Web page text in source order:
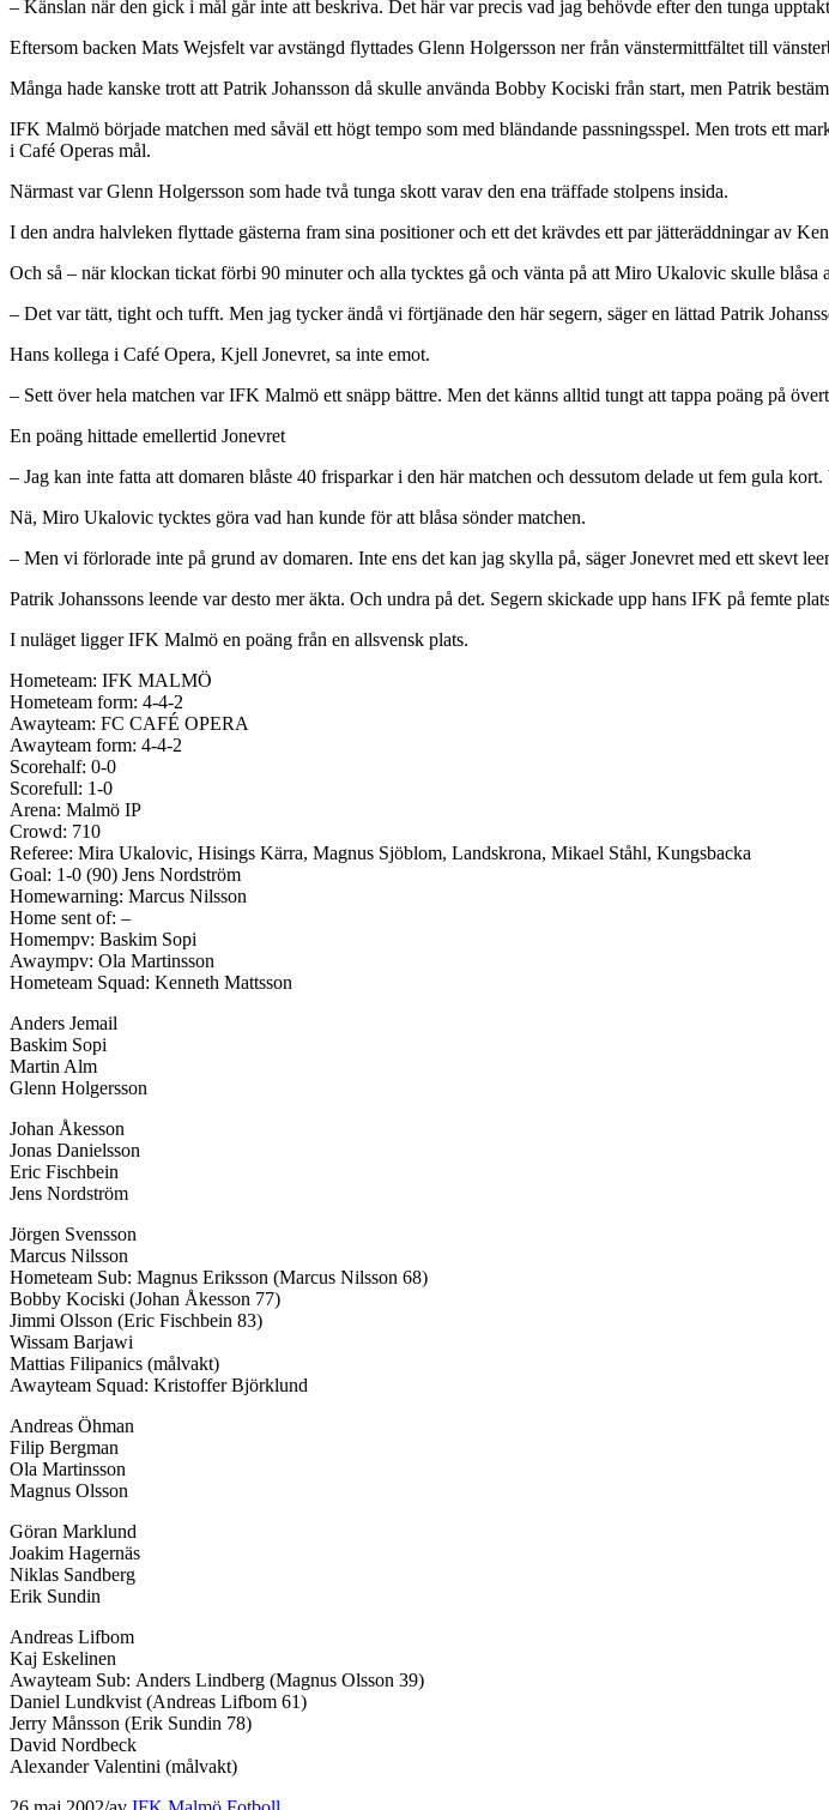
– Känslan när den gick i mål går inte att beskriva. Det här var precis vad jag behövde efter den tunga
Eftersom backen Mats Wejsfelt var avstängd flyttades Glenn Holgersson ner från vänstermittfältet till
Många hade kanske trott att Patrik Johansson då skulle använda Bobby Kociski från start, men Patrik
IFK Malmö började matchen med såväl ett högt tempo som med bländande passningsspel. Men trots ett
i Café Operas mål.
Närmast var Glenn Holgersson som hade två tunga skott varav den ena träffade stolpens insida.
I den andra halvleken flyttade gästerna fram sina positioner och ett det krävdes ett par jätteräddningar av
Och så – när klockan tickat förbi 90 minuter och alla tycktes gå och vänta på att Miro Ukalovic skulle blåsa
– Det var tätt, tight och tufft. Men jag tycker ändå vi förtjänade den här segern, säger en lättad Patrik
Hans kollega i Café Opera, Kjell Jonevret, sa inte emot.
– Sett över hela matchen var IFK Malmö ett snäpp bättre. Men det känns alltid tungt att tappa poäng på
En poäng hittade emellertid Jonevret
– Jag kan inte fatta att domaren blåste 40 frisparkar i den här matchen och dessutom delade ut fem gula
Nä, Miro Ukalovic tycktes göra vad han kunde för att blåsa sönder matchen.
– Men vi förlorade inte på grund av domaren. Inte ens det kan jag skylla på, säger Jonevret med ett skevt
Patrik Johanssons leende var desto mer äkta. Och undra på det. Segern skickade upp hans IFK på femte
I nuläget ligger IFK Malmö en poäng från en allsvensk plats.
Hometeam: IFK MALMÖ
Hometeam form: 4-4-2
Awayteam: FC CAFÉ OPERA
Awayteam form: 4-4-2
Scorehalf: 0-0
Scorefull: 1-0
Arena: Malmö IP
Crowd: 710
Referee: Mira Ukalovic, Hisings Kärra, Magnus Sjöblom, Landskrona, Mikael Ståhl, Kungsbacka
Goal: 1-0 (90) Jens Nordström
Homewarning: Marcus Nilsson
Home sent of: –
Homempv: Baskim Sopi
Awaympv: Ola Martinsson
Hometeam Squad: Kenneth Mattsson
Anders Jemail
Baskim Sopi
Martin Alm
Glenn Holgersson
Johan Åkesson
Jonas Danielsson
Eric Fischbein
Jens Nordström
Jörgen Svensson
Marcus Nilsson
Hometeam Sub: Magnus Eriksson (Marcus Nilsson 68)
Bobby Kociski (Johan Åkesson 77)
Jimmi Olsson (Eric Fischbein 83)
Wissam Barjawi
Mattias Filipanics (målvakt)
Awayteam Squad: Kristoffer Björklund
Andreas Öhman
Filip Bergman
Ola Martinsson
Magnus Olsson
Göran Marklund
Joakim Hagernäs
Niklas Sandberg
Erik Sundin
Andreas Lifbom
Kaj Eskelinen
Awayteam Sub: Anders Lindberg (Magnus Olsson 39)
Daniel Lundkvist (Andreas Lifbom 61)
Jerry Månsson (Erik Sundin 78)
David Nordbeck
Alexander Valentini (målvakt)